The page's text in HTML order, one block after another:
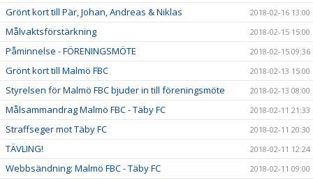
Grönt kort till Pär, Johan, Andreas & Niklas 2018-02-16 13:00
Målvaktsförstärkning 2018-02-15 15:00
Påminnelse - FÖRENINGSMÖTE 2018-02-15 09:36
Grönt kort till Malmö FBC 2018-02-13 15:00
Styrelsen för Malmö FBC bjuder in till föreningsmöte 2018-02-13 08:00
Målsammandrag Malmö FBC - Täby FC 2018-02-11 21:33
Straffseger mot Täby FC 2018-02-11 20:30
TÄVLING! 2018-02-11 12:24
Webbsändning: Malmö FBC - Täby FC 2018-02-11 09:00